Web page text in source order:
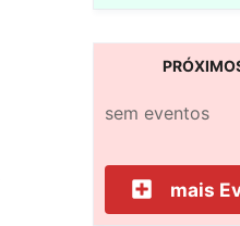
sem eventos
mais